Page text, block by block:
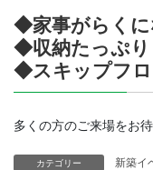
◆家事がらくに
◆収納たっぷり
◆スキップフ
多くの方のご来場をお
カテゴリー 新築イ